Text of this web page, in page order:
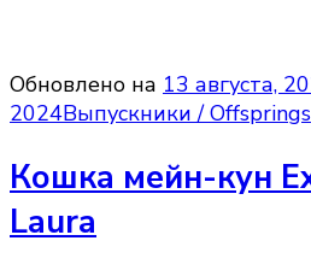
Обновлено на 13 августа,
2024Выпускники / Offsprings
Кошка мейн-кун
Laura